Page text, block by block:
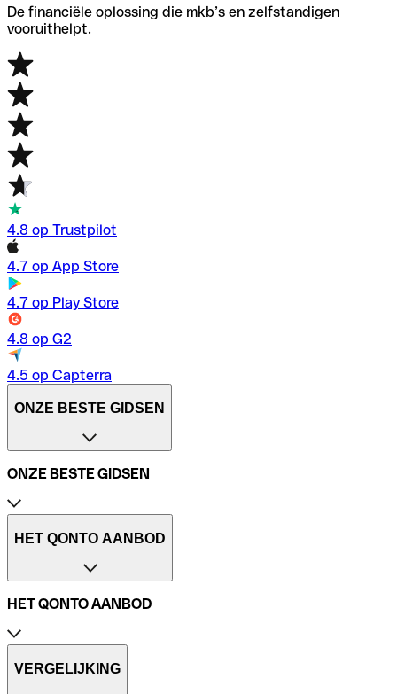
De financiële oplossing die mkb’s en zelfstandigen
vooruithelpt.
4.8 op Trustpilot
4.7 op App Store
4.7 op Play Store
4.8 op G2
4.5 op Capterra
ONZE BESTE GIDSEN
ONZE BESTE GIDSEN
Betalingsmogelijkheden
SEPA-incasso
Onkostenvergoeding
Buitenlandse bankrekening openen
HET QONTO AANBOD
HET QONTO AANBOD
Prijzen
Demo
VERGELIJKING